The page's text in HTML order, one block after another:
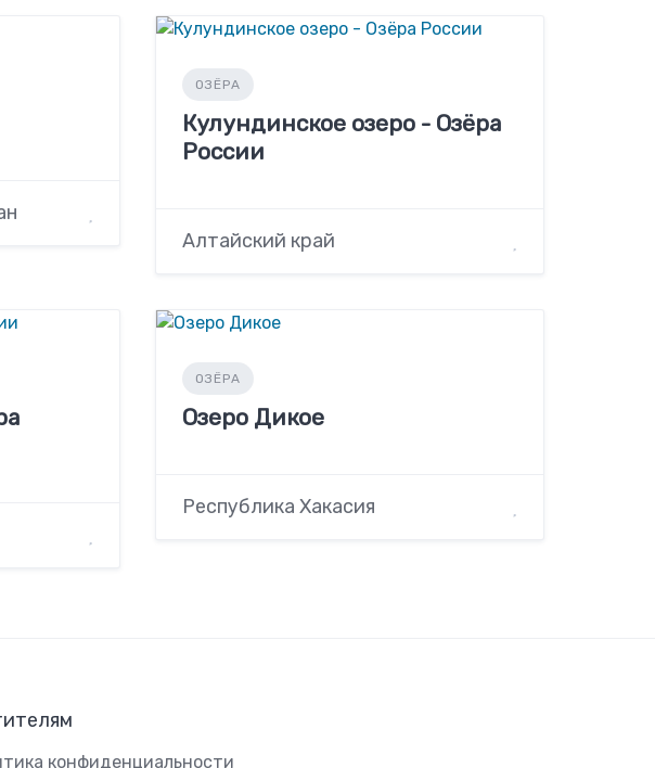
ОЗЁРА
Кулундинское озеро - Озёра
России
Алтайский край
ОЗЁРА
Озеро Дикое
Республика Хакасия
конфиденциальности